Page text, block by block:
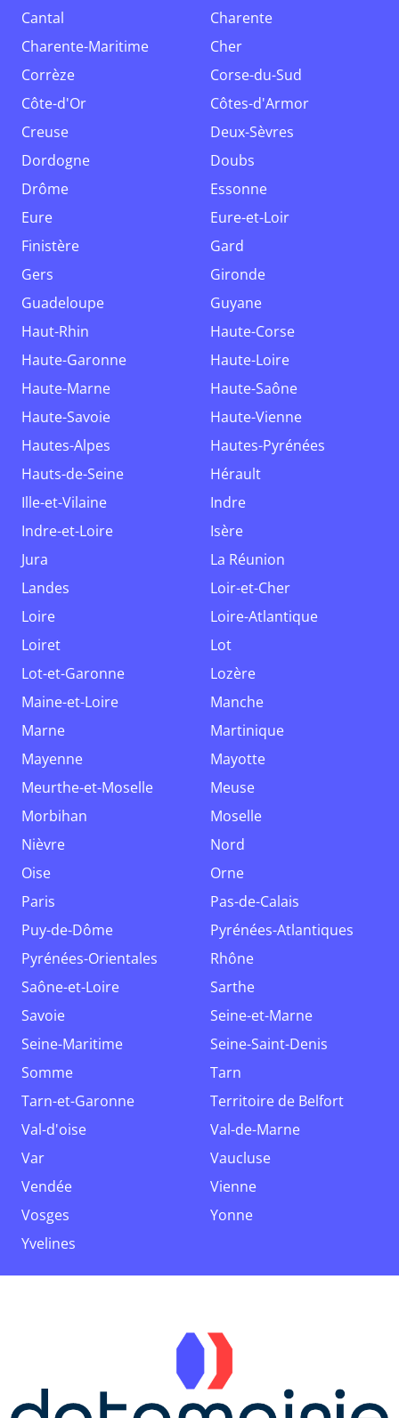
Cantal
Charente
Charente-Maritime
Cher
Corrèze
Corse-du-Sud
Côte-d'Or
Côtes-d'Armor
Creuse
Deux-Sèvres
Dordogne
Doubs
Drôme
Essonne
Eure
Eure-et-Loir
Finistère
Gard
Gers
Gironde
Guadeloupe
Guyane
Haut-Rhin
Haute-Corse
Haute-Garonne
Haute-Loire
Haute-Marne
Haute-Saône
Haute-Savoie
Haute-Vienne
Hautes-Alpes
Hautes-Pyrénées
Hauts-de-Seine
Hérault
Ille-et-Vilaine
Indre
Indre-et-Loire
Isère
Jura
La Réunion
Landes
Loir-et-Cher
Loire
Loire-Atlantique
Loiret
Lot
Lot-et-Garonne
Lozère
Maine-et-Loire
Manche
Marne
Martinique
Mayenne
Mayotte
Meurthe-et-Moselle
Meuse
Morbihan
Moselle
Nièvre
Nord
Oise
Orne
Paris
Pas-de-Calais
Puy-de-Dôme
Pyrénées-Atlantiques
Pyrénées-Orientales
Rhône
Saône-et-Loire
Sarthe
Savoie
Seine-et-Marne
Seine-Maritime
Seine-Saint-Denis
Somme
Tarn
Tarn-et-Garonne
Territoire de Belfort
Val-d'oise
Val-de-Marne
Var
Vaucluse
Vendée
Vienne
Vosges
Yonne
Yvelines